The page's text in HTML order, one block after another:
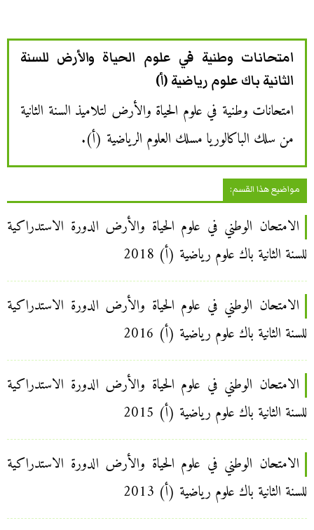
امتحانات وطنية في علوم الحياة والأرض للسنة
الثانية باك علوم رياضية (أ)
امتحانات وطنية في علوم الحياة والأرض لتلاميذ السنة الثانية
من سلك الباكالوريا مسلك العلوم الرياضية (أ).
مواضيع هذا القسم:
الامتحان الوطني في علوم الحياة والأرض الدورة الاستدراكية
للسنة الثانية باك علوم رياضية (أ) 2018
الامتحان الوطني في علوم الحياة والأرض الدورة الاستدراكية
للسنة الثانية باك علوم رياضية (أ) 2016
الامتحان الوطني في علوم الحياة والأرض الدورة الاستدراكية
للسنة الثانية باك علوم رياضية (أ) 2015
الامتحان الوطني في علوم الحياة والأرض الدورة الاستدراكية
للسنة الثانية باك علوم رياضية (أ) 2013